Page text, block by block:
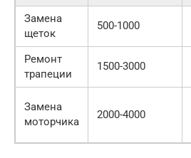
Замена
щеток
500-1000
Ремонт
трапеции
1500-3000
Замена
моторчика
2000-4000